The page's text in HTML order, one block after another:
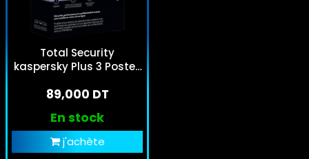
Total Security
kaspersky Plus 3 Postes
89,000 DT
En stock
j'achète